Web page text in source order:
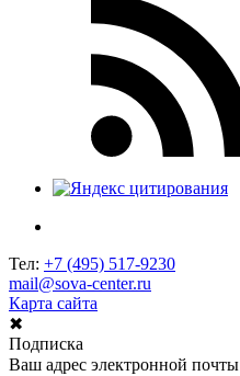
Тел: +7 (495) 517-9230
mail@sova-center.ru
Карта сайта
✖
Подписка
Ваш адрес электронной почты